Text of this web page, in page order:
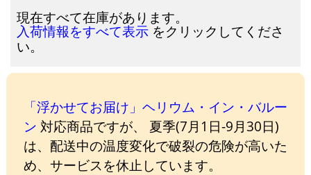
現在すべて在庫があります。
入荷情報をすべて表示 をクリックしてくださ
い。
「浮かせてお届け」ヘリウム・イン・バルー
ン 対応商品ですが、 夏季(7月1日-9月30日)
は、配送中の温度変化で破裂の危険が高いた
め、サービスを休止しています。